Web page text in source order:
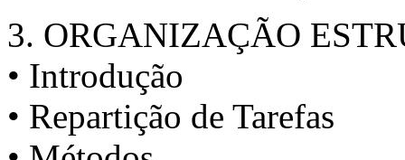
3. ORGANIZAÇÃO
• Introdução
• Repartição de Tarefas